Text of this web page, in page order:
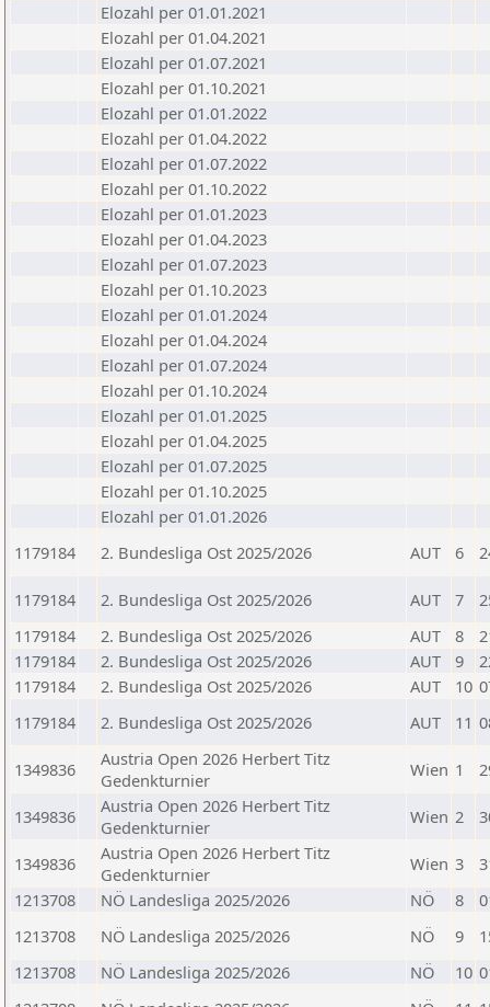
Elozahl per 01.01.2021
Elozahl per 01.04.2021
Elozahl per 01.07.2021
Elozahl per 01.10.2021
Elozahl per 01.01.2022
Elozahl per 01.04.2022
Elozahl per 01.07.2022
Elozahl per 01.10.2022
Elozahl per 01.01.2023
Elozahl per 01.04.2023
Elozahl per 01.07.2023
Elozahl per 01.10.2023
Elozahl per 01.01.2024
Elozahl per 01.04.2024
Elozahl per 01.07.2024
Elozahl per 01.10.2024
Elozahl per 01.01.2025
Elozahl per 01.04.2025
Elozahl per 01.07.2025
Elozahl per 01.10.2025
Elozahl per 01.01.2026
1179184
2. Bundesliga Ost 2025/2026 AUT 6
1179184 2. Bundesliga Ost 2025/2026 AUT 7
1179184
2. Bundesliga Ost 2025/2026 AUT 8
1179184
2. Bundesliga Ost 2025/2026 AUT 9
1179184
2. Bundesliga Ost 2025/2026 AUT 10
1179184
2. Bundesliga Ost 2025/2026 AUT 11
1349836
Austria Open 2026 Herbert Titz
Gedenkturnier
Wien 1
1349836
Austria Open 2026 Herbert Titz
Gedenkturnier
Wien 2
1349836
Austria Open 2026 Herbert Titz
Gedenkturnier
Wien 3
1213708
NÖ Landesliga 2025/2026 NÖ 8
1213708
NÖ Landesliga 2025/2026 NÖ 9
1213708
NÖ Landesliga 2025/2026 NÖ 10